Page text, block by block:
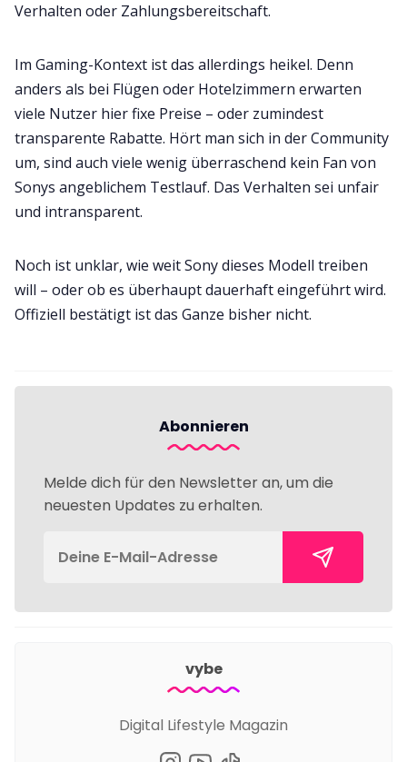
Verhalten oder Zahlungsbereitschaft.
Im Gaming-Kontext ist das allerdings heikel. Denn
anders als bei Flügen oder Hotelzimmern erwarten
viele Nutzer hier fixe Preise – oder zumindest
transparente Rabatte. Hört man sich in der Community
um, sind auch viele wenig überraschend kein Fan von
Sonys angeblichem Testlauf. Das Verhalten sei unfair
und intransparent.
Noch ist unklar, wie weit Sony dieses Modell treiben
will – oder ob es überhaupt dauerhaft eingeführt wird.
Offiziell bestätigt ist das Ganze bisher nicht.
Abonnieren
Melde dich für den Newsletter an, um die
neuesten Updates zu erhalten.
vybe
Digital Lifestyle Magazin